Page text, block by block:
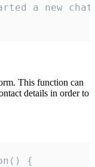
a new
This function can
details in order to
{